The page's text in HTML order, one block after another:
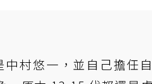
村悠一，並自己擔任